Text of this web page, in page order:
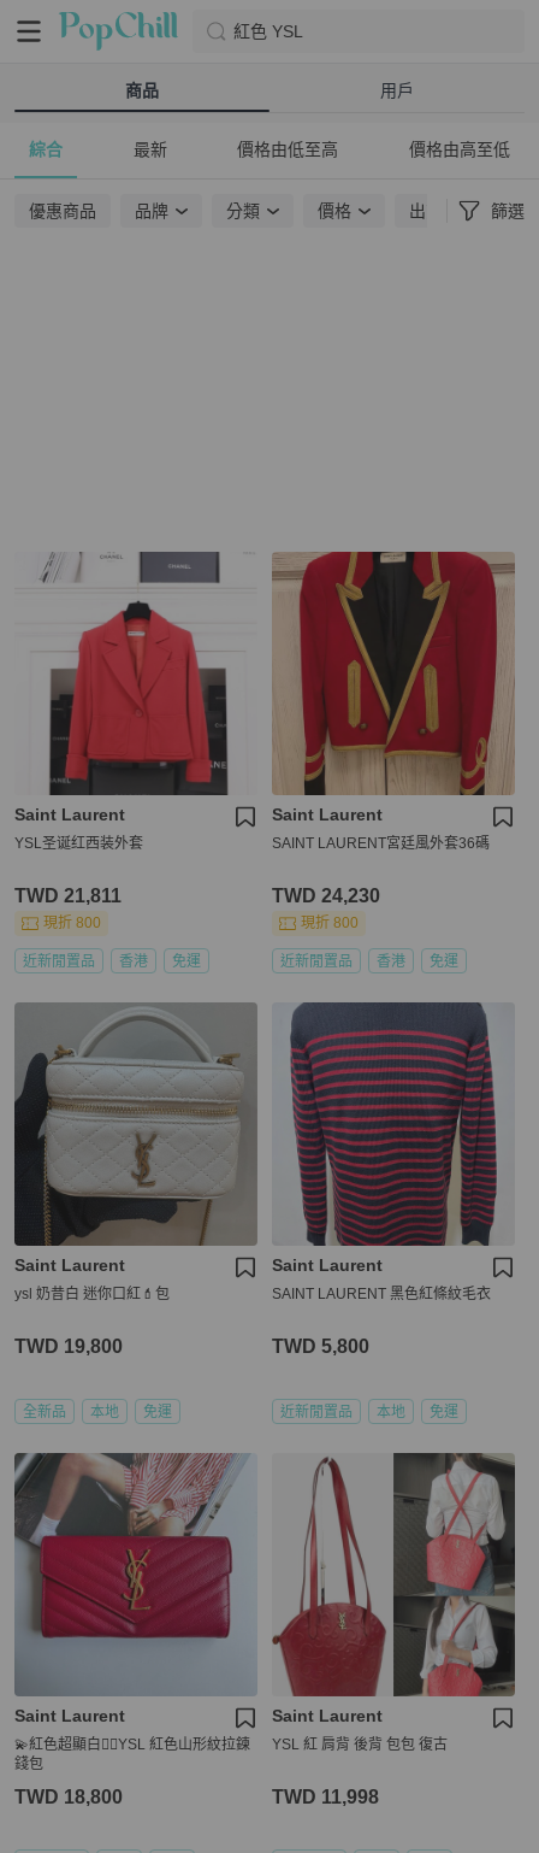
紅色 YSL
商品 用戶
綜合 最新 價格由低至高 價格由高至低
優惠商品 品牌 分類 價格 出貨地點 篩選
Saint Laurent
YSL圣诞红西装外套
TWD 21,811
現折 800
近新閒置品 香港 免運
Saint Laurent
SAINT LAURENT宮廷風外套36碼
TWD 24,230
現折 800
近新閒置品 香港 免運
Saint Laurent
ysl 奶昔白 迷你口紅💄包
TWD 19,800
全新品 本地 免運
Saint Laurent
SAINT LAURENT 黑色紅條紋毛衣
TWD 5,800
近新閒置品 本地 免運
Saint Laurent
💫紅色超顯白❤️‍🔥YSL 紅色山形紋拉鍊
錢包
TWD 18,800
Saint Laurent
YSL 紅 肩背 後背 包包 復古
TWD 11,998